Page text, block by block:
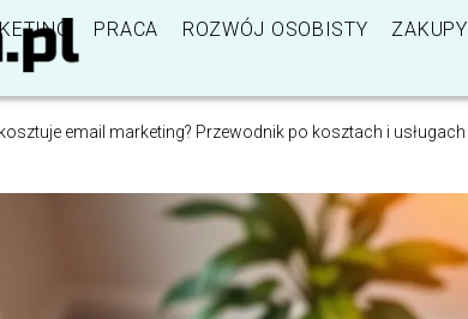
PRACA ROZWÓJ OSOBISTY ZAKUPY
kosztuje email marketing? Przewodnik po kosztach i usługach